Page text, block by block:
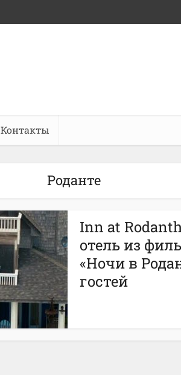
Контакты
Роданте
Inn at
отель из
«Ночи в
гостей